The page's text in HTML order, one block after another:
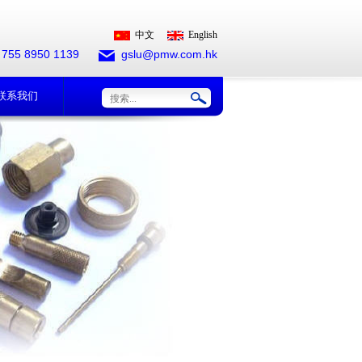
中文 English
8950 1139 gslu@pmw.com.hk
系我们